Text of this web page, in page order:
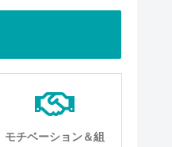
モチベーション＆組